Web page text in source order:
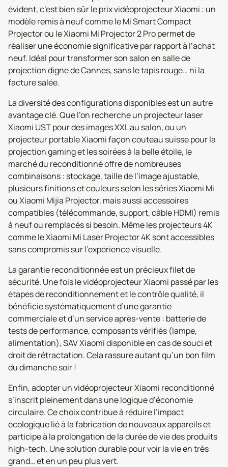
évident, c’est bien sûr le prix vidéoprojecteur Xiaomi : un
modèle remis à neuf comme le Mi Smart Compact
Projector ou le Xiaomi Mi Projector 2 Pro permet de
réaliser une économie significative par rapport à l’achat
neuf. Idéal pour transformer son salon en salle de
projection digne de Cannes, sans le tapis rouge… ni la
facture salée.
La diversité des configurations disponibles est un autre
avantage clé. Que l’on recherche un projecteur laser
Xiaomi UST pour des images XXL au salon, ou un
projecteur portable Xiaomi façon couteau suisse pour la
projection gaming et les soirées à la belle étoile, le
marché du reconditionné offre de nombreuses
combinaisons : stockage, taille de l’image ajustable,
plusieurs finitions et couleurs selon les séries Xiaomi Mi
ou Xiaomi Mijia Projector, mais aussi accessoires
compatibles (télécommande, support, câble HDMI) remis
à neuf ou remplacés si besoin. Même les projecteurs 4K
comme le Xiaomi Mi Laser Projector 4K sont accessibles
sans compromis sur l’expérience visuelle.
La garantie reconditionnée est un précieux filet de
sécurité. Une fois le vidéoprojecteur Xiaomi passé par les
étapes de reconditionnement et le contrôle qualité, il
bénéficie systématiquement d’une garantie
commerciale et d’un service après-vente : batterie de
tests de performance, composants vérifiés (lampe,
alimentation), SAV Xiaomi disponible en cas de souci et
droit de rétractation. Cela rassure autant qu’un bon film
du dimanche soir !
Enfin, adopter un vidéoprojecteur Xiaomi reconditionné
s’inscrit pleinement dans une logique d’économie
circulaire. Ce choix contribue à réduire l’impact
écologique lié à la fabrication de nouveaux appareils et
participe à la prolongation de la durée de vie des produits
high-tech. Une solution durable pour voir la vie en très
grand… et en un peu plus vert.